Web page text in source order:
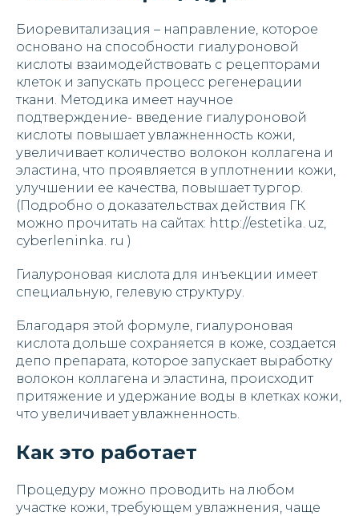
Биоревитализация – направление, которое
основано на способности гиалуроновой
кислоты взаимодействовать с рецепторами
клеток и запускать процесс регенерации
ткани. Методика имеет научное
подтверждение- введение гиалуроновой
кислоты повышает увлажненность кожи,
увеличивает количество волокон коллагена и
эластина, что проявляется в уплотнении кожи,
улучшении ее качества, повышает тургор.
(Подробно о доказательствах действия ГК
можно прочитать на сайтах: http://estetika. uz,
cyberleninka. ru )
Гиалуроновая кислота для инъекции имеет
специальную, гелевую структуру.
Благодаря этой формуле, гиалуроновая
кислота дольше сохраняется в коже, создается
депо препарата, которое запускает выработку
волокон коллагена и эластина, происходит
притяжение и удержание воды в клетках кожи,
что увеличивает увлажненность.
Как это работает
Процедуру можно проводить на любом
участке кожи, требующем увлажнения, чаще